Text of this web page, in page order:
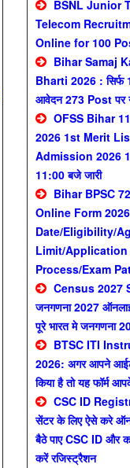
BSNL Junior
Telecom
Online for 100
Bihar Samaj
Bharti 2026 : सिर्फ
आवेदन 273 Post पर
OFSS Bihar
2026 1st Merit
Admission 2026
11:00 बजे जारी
Bihar BPSC
Online Form
Date/Eligibility/
Limit/Application
Process/Exam
Census 2027
जनगणना 2027
पूरे भारत मे जनगणना
BTSC ITI
2026: अगर आपने
किया है तो यह फॉर्म
CSC ID
सेंटर के लिए ऐसे करे
बैठे पाए CSC ID और
करें रजिस्ट्रैशन